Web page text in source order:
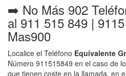
➡️ No Más 902
al 911 515 849 |
Mas900
Localice el Teléfono Equivalente
Número 911515849 en el caso de
que tienen coste en la llamada, en